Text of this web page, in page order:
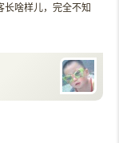
长啥样儿，完全不知